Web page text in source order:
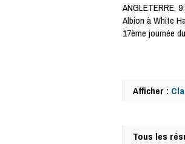
ANGLETERRE,
Albion à White
17ème journée
Afficher :
Tous les